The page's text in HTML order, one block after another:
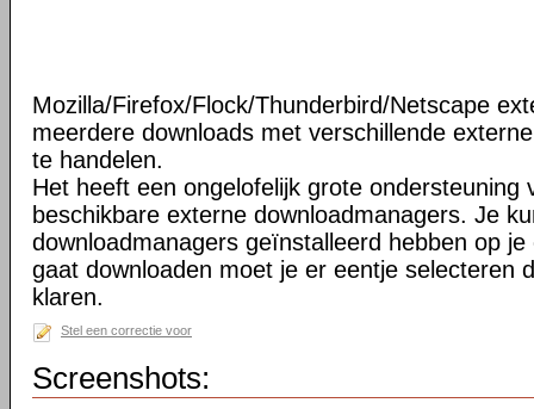
Mozilla/Firefox/Flock/Thunderbird/Netscape
meerdere downloads met verschillende
te handelen.
Het heeft een ongelofelijk grote ondersteuning
beschikbare externe downloadmanagers. Je
downloadmanagers geïnstalleerd hebben op
gaat downloaden moet je er eentje selecteren
klaren.
Stel een correctie voor
Screenshots: